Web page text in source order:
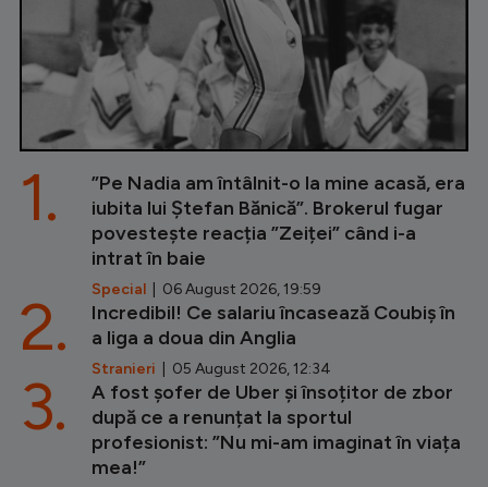
”Pe Nadia am întâlnit-o la mine acasă, era
iubita lui Ștefan Bănică”. Brokerul fugar
povestește reacția ”Zeiței” când i-a
intrat în baie
Special | 06 August 2026, 19:59
1.
Incredibil! Ce salariu încasează Coubiș în
a liga a doua din Anglia
Stranieri | 05 August 2026, 12:34
2.
A fost șofer de Uber și însoțitor de zbor
după ce a renunțat la sportul
profesionist: ”Nu mi-am imaginat în viața
mea!”
3.